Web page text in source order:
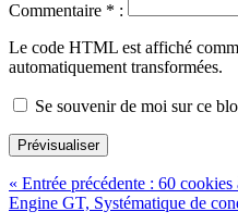
Commentaire * :
Le code HTML est affiché
automatiquement transformées.
Se souvenir de moi sur ce
Prévisualiser
« Entrée précédente : 60 cookies
Engine GT, Systématique de